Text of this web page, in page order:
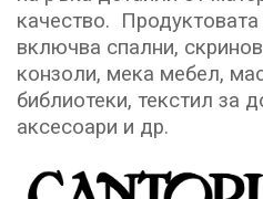
качество.
включва спални,
конзоли, мека мебел,
библиотеки, текстил за
аксесоари и др.